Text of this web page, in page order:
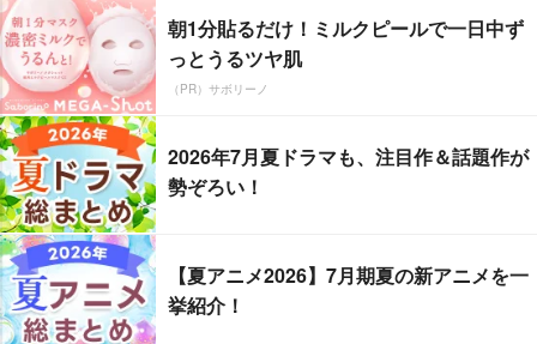
朝1分貼るだけ！ミルクピールで一日中ず
っとうるツヤ肌
（PR）サボリーノ
2026年7月夏ドラマも、注目作＆話題作が
勢ぞろい！
【夏アニメ2026】7月期夏の新アニメを一
挙紹介！